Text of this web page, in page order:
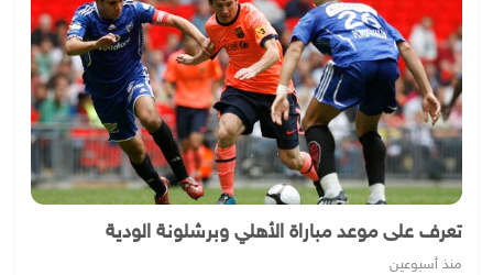
تعرف على موعد مباراة الأهلي وبرشلونة الودية
منذ أسبوعين